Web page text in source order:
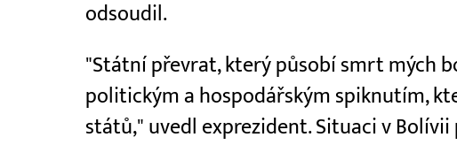
odsoudil.
"Státní převrat, který působí smrt mých
politickým a hospodářským spiknutím,
států," uvedl exprezident. Situaci v